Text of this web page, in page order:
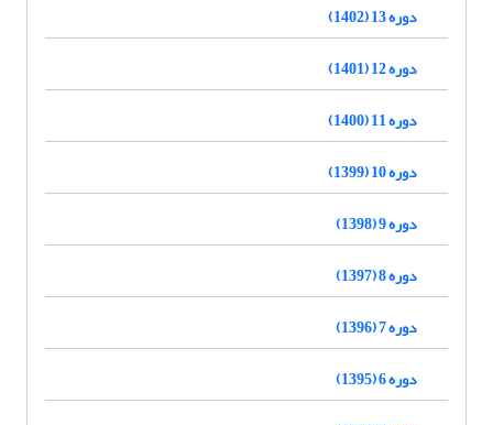
دوره 13 (1402)
دوره 12 (1401)
دوره 11 (1400)
دوره 10 (1399)
دوره 9 (1398)
دوره 8 (1397)
دوره 7 (1396)
دوره 6 (1395)